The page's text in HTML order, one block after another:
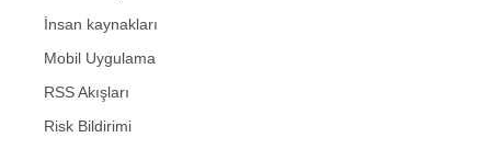
İnsan kaynakları
Mobil Uygulama
RSS Akışları
Risk Bildirimi